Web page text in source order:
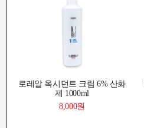
로레알 옥시던트 크림 6% 산화
제 1000ml
8,000원